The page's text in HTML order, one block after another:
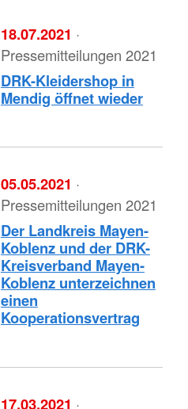
18.07.2021 ·
Pressemitteilungen 2021
DRK-Kleidershop in
Mendig öffnet wieder
05.05.2021 ·
Pressemitteilungen 2021
Der Landkreis Mayen-
Koblenz und der DRK-
Kreisverband Mayen-
Koblenz unterzeichnen
einen
Kooperationsvertrag
17.03.2021 ·